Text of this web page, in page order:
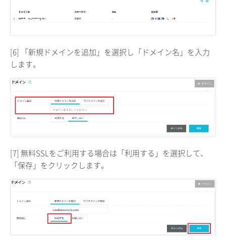
[6] 「新規ドメインを追加」を選択し「ドメイン名」を入力
します。
[7] 無料SSLをご利用する場合は「利用する」を選択して、
「保存」をクリックします。